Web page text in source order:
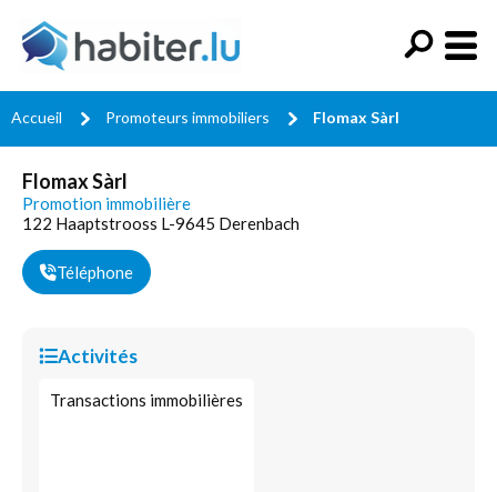
Accueil Promoteurs immobiliers Flomax Sàrl
Flomax Sàrl
Promotion immobilière
122 Haaptstrooss L-9645 Derenbach
Téléphone
Activités
Transactions immobilières